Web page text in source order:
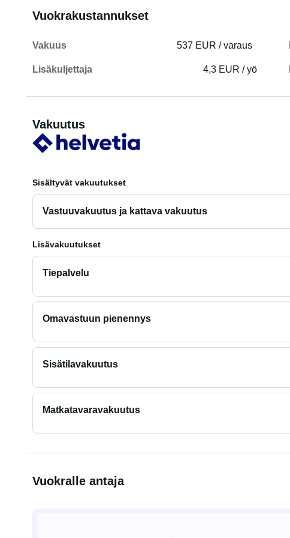
Vuokrakustannukset
Vakuus 537 EUR / varaus
Lisäkuljettaja 4,3 EUR / yö
Vakuutus
Sisältyvät vakuutukset
Vastuuvakuutus ja kattava vakuutus
Lisävakuutukset
Tiepalvelu
Omavastuun pienennys
Sisätilavakuutus
Matkatavaravakuutus
Vuokralle antaja